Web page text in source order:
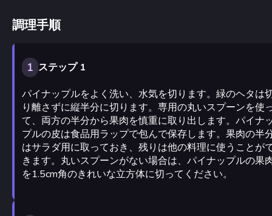
調理手順
1 ステップ 1
パイナップルをよく洗い、水気を切ります。緑のヘタは
り離さずに縦半分に切ります。専用の丸いスプーンを使
て、両方の半分から果肉を慎重に取り出します。パイナ
プルの皮は食品用ラップで包んで保存します。果肉の半
はサラダ用に取っておき、残りは他の料理に使うことが
きます。丸いスプーンがない場合は、パイナップルの果
を1.5cm角のきれいな立方体に切ってください。